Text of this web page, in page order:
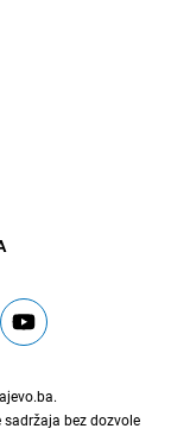
.
bez dozvole